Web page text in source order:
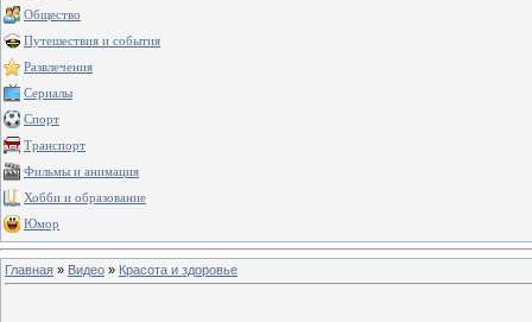
Общество
Путешествия и события
Развлечения
Сериалы
Спорт
Транспорт
Фильмы и анимация
Хобби и образование
Юмор
Главная » Видео » Красота и здоровье